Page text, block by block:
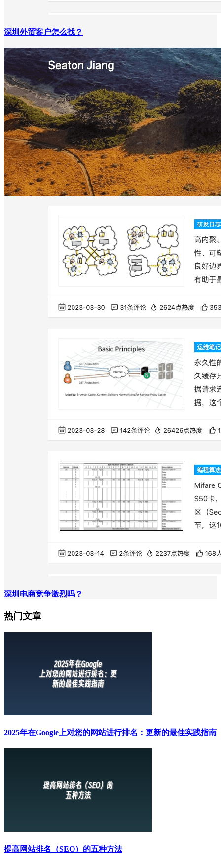
深圳外贸客户怎么找？
深圳电商竞争激烈吗？
热门文章
2025年在Google上对您的网站进行排名：更新的最佳实践指南
提高网站排名（SEO）的五种方法